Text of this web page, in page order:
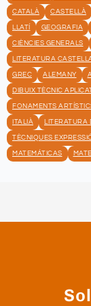
CATALÀ CASTELLÀ
LLATÍ GEOGRAFIA
CIÈNCIES GENERALS
LITERATURA
GREC ALEMANY
DIBUIX TÈCNIC
FONAMENTS
ITALIÀ LITERATURA
TÈCNIQUES
MATEMÁTICAS